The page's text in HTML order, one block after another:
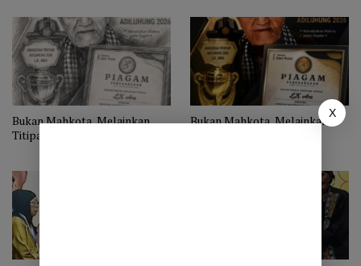
Bukan Mahkota, Melainkan
Titipan
Bukan Mahkota, Melainkan X